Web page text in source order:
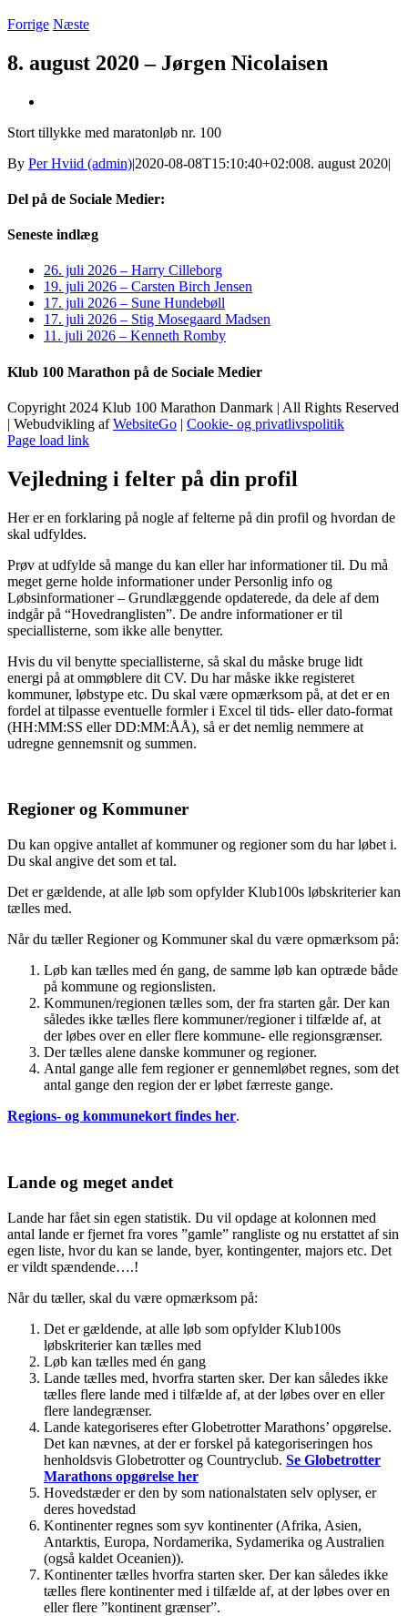
Forrige Næste
8. august 2020 – Jørgen Nicolaisen
billede
Stort tillykke med maratonløb nr. 100
By Per Hviid (admin)|2020-08-08T15:10:40+02:008. august 2020|
Del på de Sociale Medier:
Facebook
X
LinkedIn
Pinterest
E-
Seneste indlæg
26. juli 2026 – Harry Cilleborg
19. juli 2026 – Carsten Birch Jensen
17. juli 2026 – Sune Hundebøll
17. juli 2026 – Stig Mosegaard Madsen
11. juli 2026 – Kenneth Romby
Klub 100 Marathon på de Sociale Medier
Copyright 2024 Klub 100 Marathon Danmark | All Rights Reserved
| Webudvikling afWebsiteGo | Cookie- og privatlivspolitik
Page load link
Vejledning i felter på din profil
Her er en forklaring på nogle af felterne på din profil og hvordan de
skal udfyldes.
Prøv at udfylde så mange du kan eller har informationer til. Du må
meget gerne holde informationer under Personlig info og
Løbsinformationer – Grundlæggende opdaterede, da dele af dem
indgår på “Hovedranglisten”. De andre informationer er til
speciallisterne, som ikke alle benytter.
Hvis du vil benytte speciallisterne, så skal du måske bruge lidt
energi på at ommøblere dit CV. Du har måske ikke registeret
kommuner, løbstype etc. Du skal være opmærksom på, at det er en
fordel at tilpasse eventuelle formler i Excel til tids- eller dato-format
(HH:MM:SS eller DD:MM:ÅÅ), så er det nemlig nemmere at
udregne gennemsnit og summen.
Regioner og Kommuner
Du kan opgive antallet af kommuner og regioner som du har løbet i.
Du skal angive det som et tal.
Det er gældende, at alle løb som opfylder Klub100s løbskriterier kan
tælles med.
Når du tæller Regioner og Kommuner skal du være opmærksom på:
Løb kan tælles med én gang, de samme løb kan optræde både
på kommune og regionslisten.
Kommunen/regionen tælles som, der fra starten går. Der kan
således ikke tælles flere kommuner/regioner i tilfælde af, at
der løbes over en eller flere kommune- elle regionsgrænser.
Der tælles alene danske kommuner og regioner.
Antal gange alle fem regioner er gennemløbet regnes, som det
antal gange den region der er løbet færreste gange.
Regions- og kommunekort findes her.
Lande og meget andet
Lande har fået sin egen statistik. Du vil opdage at kolonnen med
antal lande er fjernet fra vores ”gamle” rangliste og nu erstattet af sin
egen liste, hvor du kan se lande, byer, kontingenter, majors etc. Det
er vildt spændende….!
Når du tæller, skal du være opmærksom på:
Det er gældende, at alle løb som opfylder Klub100s
løbskriterier kan tælles med
Løb kan tælles med én gang
Lande tælles med, hvorfra starten sker. Der kan således ikke
tælles flere lande med i tilfælde af, at der løbes over en eller
flere landegrænser.
Lande kategoriseres efter Globetrotter Marathons’ opgørelse.
Det kan nævnes, at der er forskel på kategoriseringen hos
henholdsvis Globetrotter og Countryclub. Se Globetrotter
Marathons opgørelse her
Hovedstæder er den by som nationalstaten selv oplyser, er
deres hovedstad
Kontinenter regnes som syv kontinenter (Afrika, Asien,
Antarktis, Europa, Nordamerika, Sydamerika og Australien
(også kaldet Oceanien)).
Kontinenter tælles hvorfra starten sker. Der kan således ikke
tælles flere kontinenter med i tilfælde af, at der løbes over en
eller flere ”kontinent grænser”.